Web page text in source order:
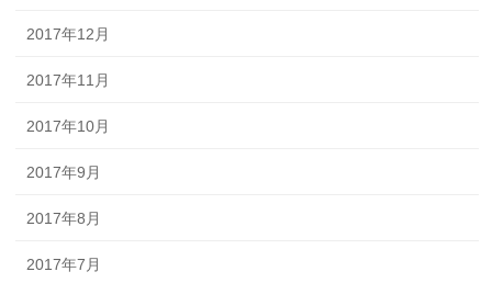
2017年12月
2017年11月
2017年10月
2017年9月
2017年8月
2017年7月